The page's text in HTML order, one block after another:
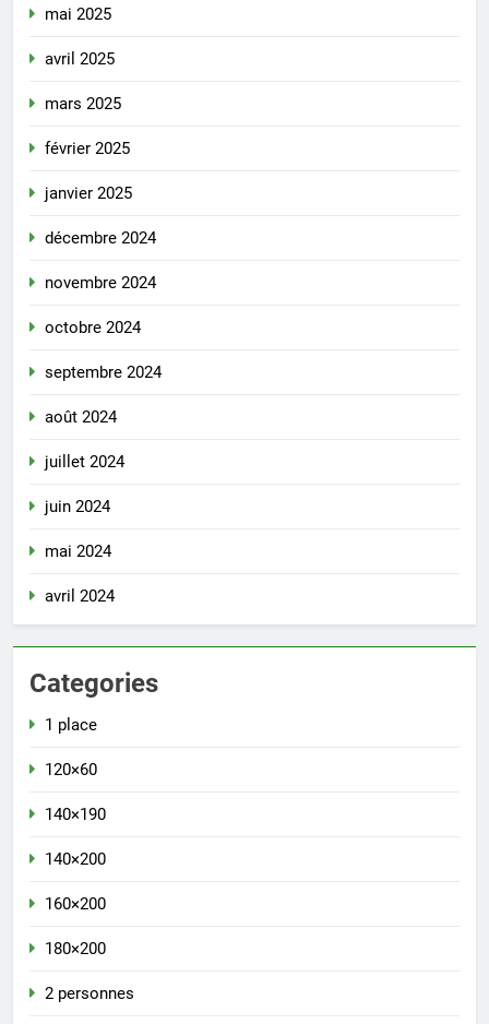
mai 2025
avril 2025
mars 2025
février 2025
janvier 2025
décembre 2024
novembre 2024
octobre 2024
septembre 2024
août 2024
juillet 2024
juin 2024
mai 2024
avril 2024
Categories
1 place
120×60
140×190
140×200
160×200
180×200
2 personnes